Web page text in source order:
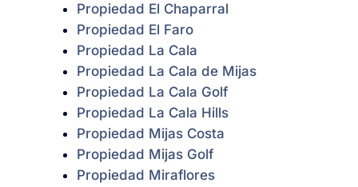
Propiedad El Chaparral
Propiedad El Faro
Propiedad La Cala
Propiedad La Cala de Mijas
Propiedad La Cala Golf
Propiedad La Cala Hills
Propiedad Mijas Costa
Propiedad Mijas Golf
Propiedad Miraflores